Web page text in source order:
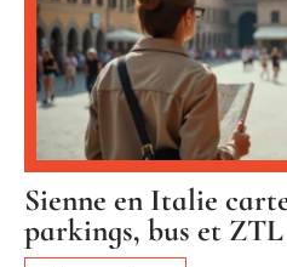
Sienne en Italie
parkings, bus et ZTL